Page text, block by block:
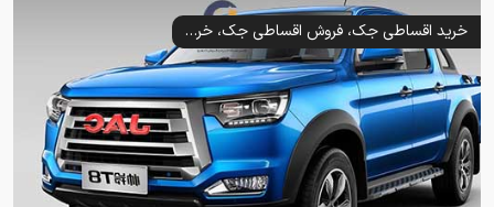
خرید اقساطی جک، فروش اقساطی جک، خرید قسطی جک s5